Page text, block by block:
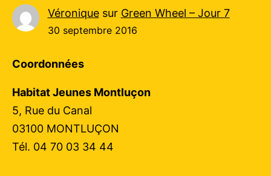
Véroniquesur Green Wheel – Jour 7
30 septembre 2016
Coordonnées
Habitat Jeunes Montluçon
5, Rue du Canal
03100 MONTLUÇON
Tél. 04 70 03 34 44